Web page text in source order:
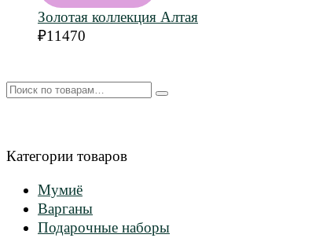
Золотая коллекция Алтая
₽11470
Искать:
Категории товаров
Мумиё
Варганы
Подарочные наборы